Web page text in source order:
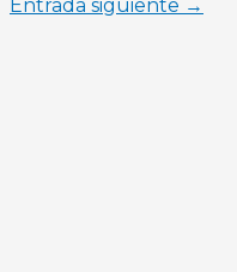
Entrada siguiente →